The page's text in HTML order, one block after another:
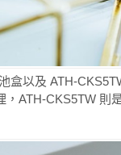
盒以及 ATH-
ATH-CKS5TW 則